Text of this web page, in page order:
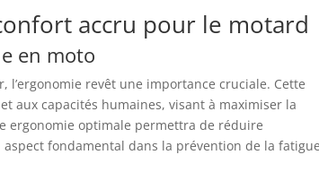
accru pour le motard
en moto
l’ergonomie revêt une importance cruciale. Cette
aux capacités humaines, visant à maximiser la
ergonomie optimale permettra de réduire
fondamental dans la prévention de la